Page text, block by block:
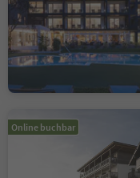
Online buchbar